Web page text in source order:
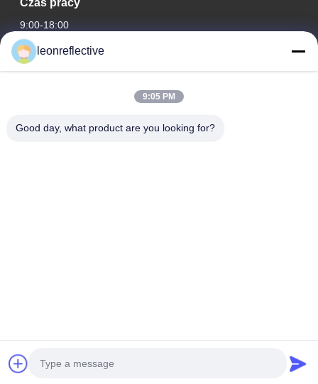
9:00-18:00
Nasz adres
2 piętro, budynek D2, Huayi Science and Technology Park,
Polityka prywatności
leonreflective
9:05 PM
Good day, what product are you looking for?